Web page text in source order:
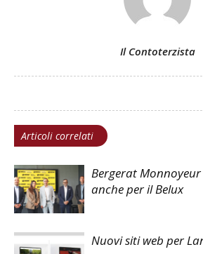
Il Contoterzista
Articoli correlati
Bergerat
anche per il Belux
Nuovi siti web per